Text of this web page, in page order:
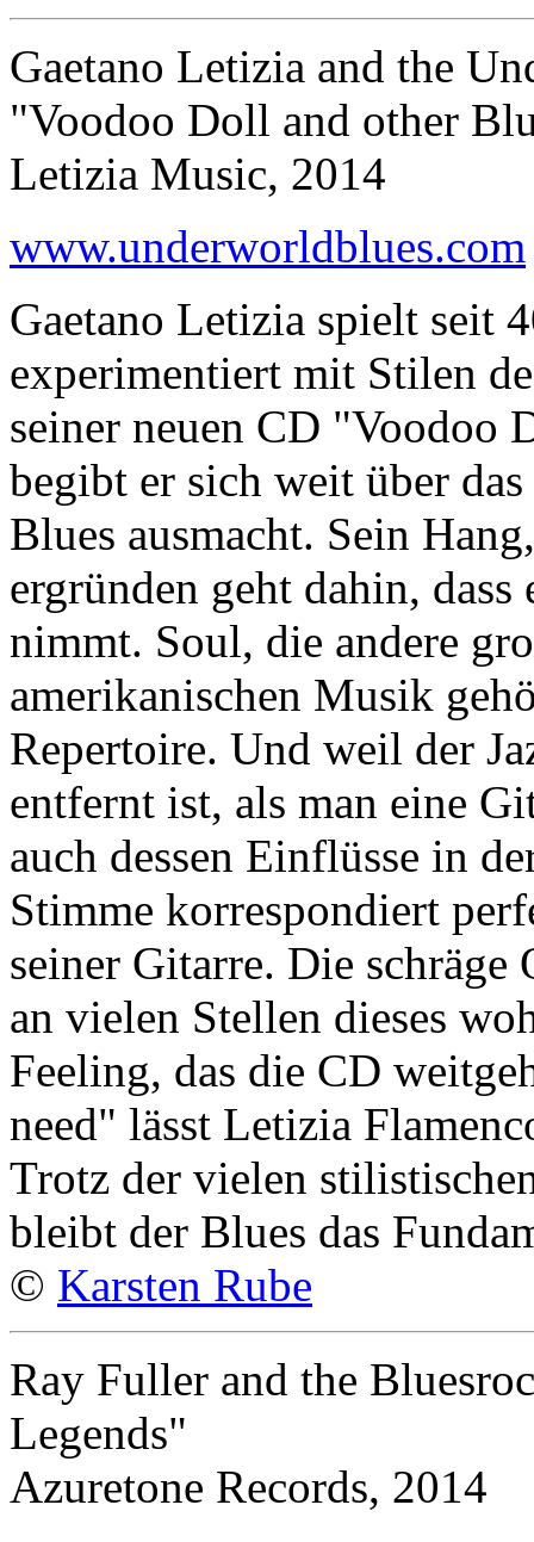
Gaetano Letizia and the
"Voodoo Doll and other
Letizia Music, 2014
www.underworldblues.com
Gaetano Letizia spielt seit
experimentiert mit Stilen
seiner neuen CD "Voodoo
begibt er sich weit über
Blues ausmacht. Sein
ergründen geht dahin,
nimmt. Soul, die andere
amerikanischen Musik
Repertoire. Und weil der
entfernt ist, als man eine
auch dessen Einflüsse in
Stimme korrespondiert
seiner Gitarre. Die
an vielen Stellen dieses
Feeling, das die CD
need" lässt Letizia
Trotz der vielen
bleibt der Blues das
© Karsten Rube
Ray Fuller and the
Legends"
Azuretone Records, 2014